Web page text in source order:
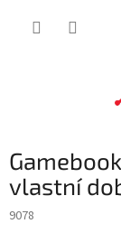
vlastní
9078